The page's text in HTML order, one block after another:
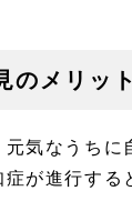
のメリッ
気なうちに
症が進行する